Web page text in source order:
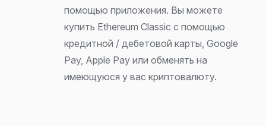
помощью приложения. Вы можете
купить Ethereum Classic с помощью
кредитной / дебетовой карты, Google
Pay, Apple Pay или обменять на
имеющуюся у вас криптовалюту.